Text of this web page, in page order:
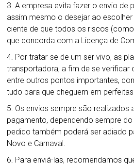
3. A empresa evita fazer o envio de
assim mesmo o desejar ao
ciente de que todos os riscos
que concorda com a Licença de
4. Por tratar-se de um ser vivo, as
transportadora, a fim de se
entre outros pontos importantes,
tudo para que cheguem em
5. Os envios sempre são
pagamento, dependendo sempre
pedido também poderá ser adiado
Novo e Carnaval.
6. Para enviá-las, recomendamos